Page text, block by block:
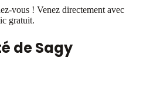
vous ! Venez directement avec
gratuit.
deSagy